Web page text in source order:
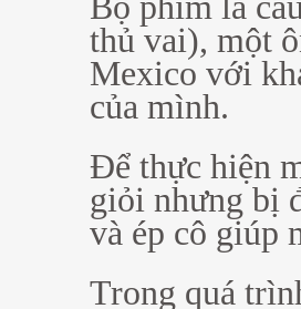
thủ vai), một
Mexico với
của mình.
Để thực hiện
giỏi nhưng bị
và ép cô giúp
Trong quá